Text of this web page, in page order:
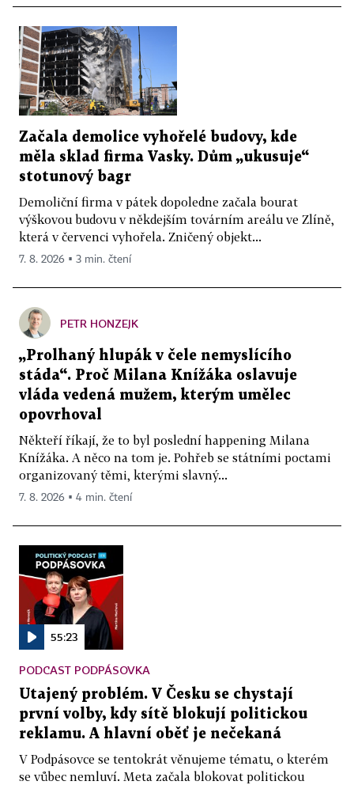
Začala demolice vyhořelé budovy, kde
měla sklad firma Vasky. Dům „ukusuje“
stotunový bagr
Demoliční firma v pátek dopoledne začala bourat
výškovou budovu v někdejším továrním areálu ve Zlíně,
která v červenci vyhořela. Zničený objekt...
7. 8. 2026 ▪ 3 min. čtení
PETR HONZEJK
„Prolhaný hlupák v čele nemyslícího
stáda“. Proč Milana Knížáka oslavuje
vláda vedená mužem, kterým umělec
opovrhoval
Někteří říkají, že to byl poslední happening Milana
Knížáka. A něco na tom je. Pohřeb se státními poctami
organizovaný těmi, kterými slavný...
7. 8. 2026 ▪ 4 min. čtení
55:23
PODCAST PODPÁSOVKA
Utajený problém. V Česku se chystají
první volby, kdy sítě blokují politickou
reklamu. A hlavní oběť je nečekaná
V Podpásovce se tentokrát věnujeme tématu, o kterém
se vůbec nemluví. Meta začala blokovat politickou